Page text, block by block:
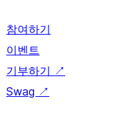
참여하기
이벤트
기부하기 ↗
Swag ↗